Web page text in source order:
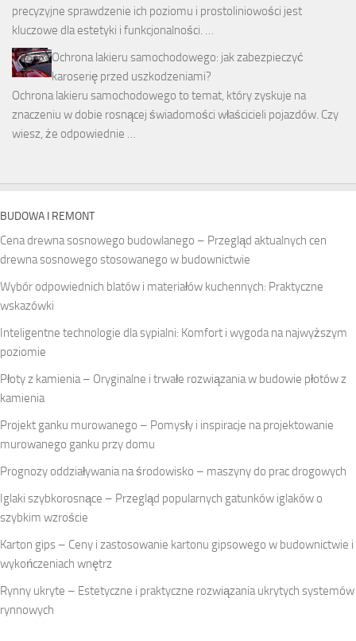
precyzyjne sprawdzenie ich poziomu i prostoliniowości jest
kluczowe dla estetyki i funkcjonalności. …
Ochrona lakieru samochodowego: jak zabezpieczyć
karoserię przed uszkodzeniami?
Ochrona lakieru samochodowego to temat, który zyskuje na
znaczeniu w dobie rosnącej świadomości właścicieli pojazdów. Czy
wiesz, że odpowiednie …
BUDOWA I REMONT
Cena drewna sosnowego budowlanego – Przegląd aktualnych cen
drewna sosnowego stosowanego w budownictwie
Wybór odpowiednich blatów i materiałów kuchennych: Praktyczne
wskazówki
Inteligentne technologie dla sypialni: Komfort i wygoda na najwyższym
poziomie
Płoty z kamienia – Oryginalne i trwałe rozwiązania w budowie płotów z
kamienia
Projekt ganku murowanego – Pomysły i inspiracje na projektowanie
murowanego ganku przy domu
Prognozy oddziaływania na środowisko – maszyny do prac drogowych
Iglaki szybkorosnące – Przegląd popularnych gatunków iglaków o
szybkim wzroście
Karton gips – Ceny i zastosowanie kartonu gipsowego w budownictwie i
wykończeniach wnętrz
Rynny ukryte – Estetyczne i praktyczne rozwiązania ukrytych systemów
rynnowych